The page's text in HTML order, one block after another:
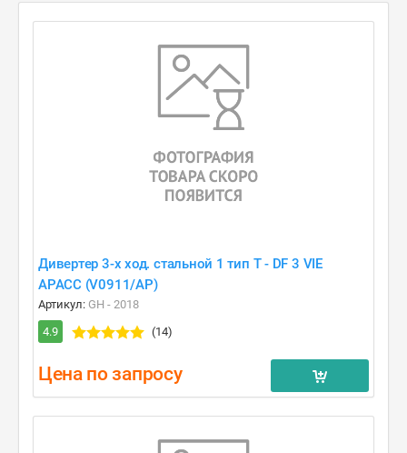
Дивертер 3-х ход. стальной 1 тип T - DF 3 VIE
APACC (V0911/AP)
Артикул: GH - 2018
4.9
(14)
Цена по запросу